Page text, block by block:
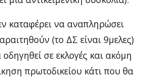
καταφέρει να αναπληρώσει
(το ΔΣ είναι 9μελες)
σε εκλογές και ακόμη
πρωτοδικείου κάτι που θα